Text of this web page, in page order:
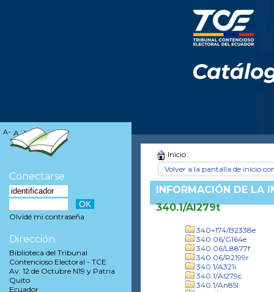
Inicio
Volver a la pantalla de inicio
INFORMACIÓN DE LA
340.1/Al279t
340+174/B2338e
340.06/G164e
340.06/L8877f
340.06/R2199r
340.1/A321i
340.1/Al279c
340.1/An85l
A- A A+
Conectarse
Olvidé mi contraseña
Dirección
Biblioteca del Tribunal
Contencioso Electoral - TCE
Av. 12 de Octubre N19 y Patria
Quito
Ecuador